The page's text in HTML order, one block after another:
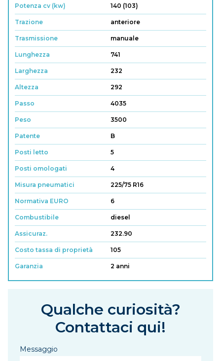
Potenza cv (kw) 140 (103)
Trazione anteriore
Trasmissione manuale
Lunghezza 741
Larghezza 232
Altezza 292
Passo 4035
Peso 3500
Patente B
Posti letto 5
Posti omologati 4
Misura pneumatici 225/75 R16
Normativa EURO 6
Combustibile diesel
Assicuraz. 232.90
Costo tassa di proprietà 105
Garanzia 2 anni
Qualche curiosità?
Contattaci qui!
Messaggio